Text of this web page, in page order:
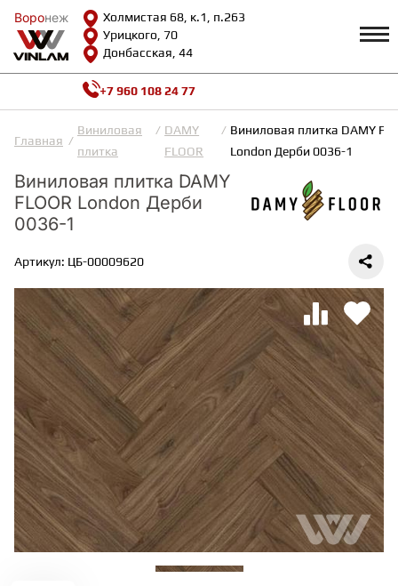
Воронеж
Холмистая 68, к.1, п.263
Урицкого, 70
Донбасская, 44
Воронеж
КАТАЛОГ Профиль
Возврат и гарантии
Сотрудничество
Вопросы и ответы
Полезная информация
Как выбрать
Калькулятор
О нас
Контакты
ВИНИЛОВАЯ ПЛИТКА
ИНЖЕНЕРНАЯ ДОСКА
ПАРКЕТНАЯ ДОСКА
ТЕРРАСНАЯ ДОСКА
КОВРОВАЯ ПЛИТКА
МОДУЛЬНЫЕ ПВХ
+7 960 108 24 77
Главная
Виниловая
плитка
DAMY
FLOOR
Виниловая плитка DAMY
London Дерби 0036-1
Виниловая плитка DAMY
FLOOR London Дерби
0036-1
Артикул: ЦБ-00009620